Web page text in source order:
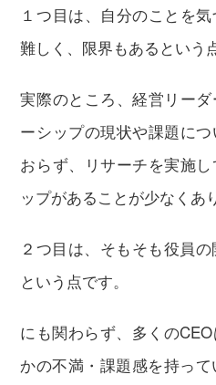
１つ目は、自分のことを
難しく、限界もあるという
実際のところ、経営リー
ーシップの現状や課題に
おらず、リサーチを実施
ップがあることが少なくあ
２つ目は、そもそも役員
という点です。
にも関わらず、多くの
かの不満・課題感を持っ